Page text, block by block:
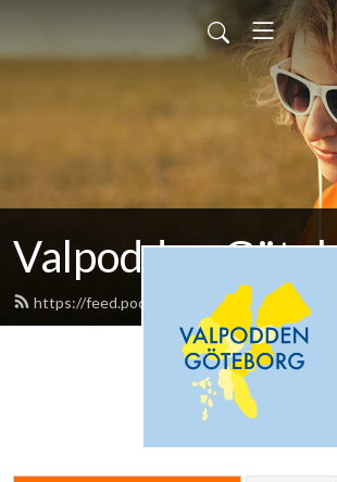
Valpodden
https://feed.podbean.com/